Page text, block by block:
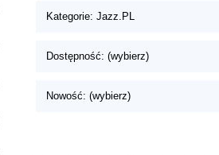
Kategorie: Jazz.PL
Dostępność: (wybierz)
Nowość: (wybierz)